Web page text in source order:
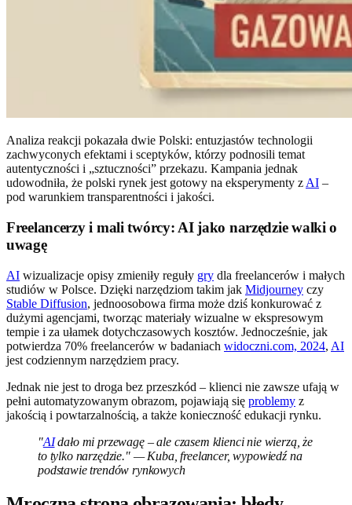
Analiza reakcji pokazała dwie Polski: entuzjastów technologii
zachwyconych efektami i sceptyków, którzy podnosili temat
autentyczności i „sztuczności” przekazu. Kampania jednak
udowodniła, że polski rynek jest gotowy na eksperymenty z AI –
pod warunkiem transparentności i jakości.
Freelancerzy i mali twórcy: AI jako narzędzie walki o
uwagę
AI wizualizacje opisy zmieniły reguły gry dla freelancerów i małych
studiów w Polsce. Dzięki narzędziom takim jak Midjourney czy
Stable Diffusion, jednoosobowa firma może dziś konkurować z
dużymi agencjami, tworząc materiały wizualne w ekspresowym
tempie i za ułamek dotychczasowych kosztów. Jednocześnie, jak
potwierdza 70% freelancerów w badaniach widoczni.com, 2024, AI
jest codziennym narzędziem pracy.
Jednak nie jest to droga bez przeszkód – klienci nie zawsze ufają w
pełni automatyzowanym obrazom, pojawiają się problemy z
jakością i powtarzalnością, a także konieczność edukacji rynku.
"AIdało mi przewagę – ale czasem klienci nie wierzą, że
to tylko narzędzie." — Kuba, freelancer, wypowiedź na
podstawie trendów rynkowych